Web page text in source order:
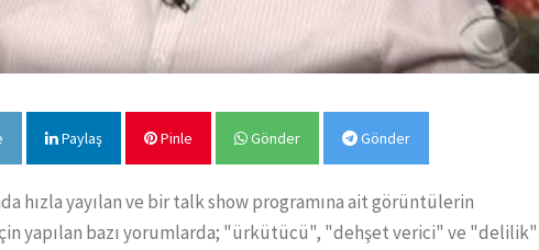
Paylaş Pinle Gönder Gönder
hızla yayılan ve bir talk show programına ait görüntülerin
yapılan bazı yorumlarda; "ürkütücü", "dehşet verici" ve "delilik"